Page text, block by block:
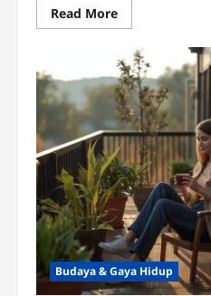
Read MoreRead
more
Budaya
Berbagi
yang
Kembali
Populer
di
Tengah
Era
Individualis
Budaya & Gaya Hidup